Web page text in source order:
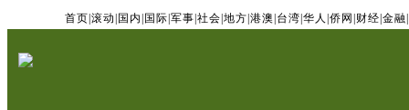
首页 滚动 国内 国际 军事 社会 地方 港澳 台湾 华人 侨网 财经 金融